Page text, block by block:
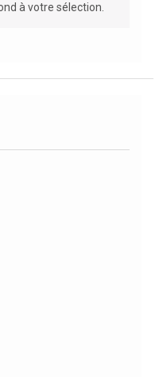
à votre sélection.